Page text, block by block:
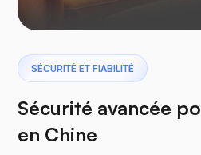
Ptérodactyle
SÉCURITÉ ET FIABILITÉ
Sécurité avancée
en Chine